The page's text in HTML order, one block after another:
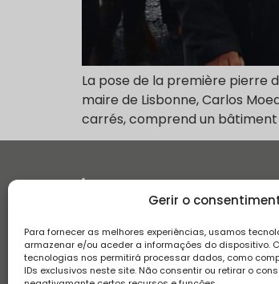
Gerir o
Para fornecer as melhores experiências, usamos
armazenar e/ou aceder a informações do dispositivo.
tecnologias nos permitirá processar dados, como
IDs exclusivos neste site. Não consentir ou retirar o
La pose de la première pierre
maire de Lisbonne, Carlos
carrés, comprend un